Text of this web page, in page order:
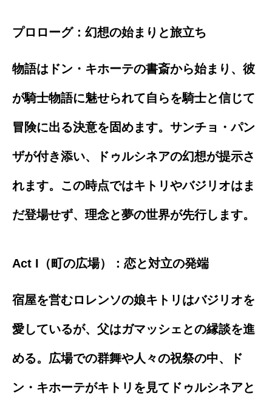
プロローグ：幻想の始まりと旅立ち
物語はドン・キホーテの書斎から始まり、彼
が騎士物語に魅せられて自らを騎士と信じて
冒険に出る決意を固めます。サンチョ・パン
ザが付き添い、ドゥルシネアの幻想が提示さ
れます。この時点ではキトリやバジリオはま
だ登場せず、理念と夢の世界が先行します。
Act I（町の広場）：恋と対立の発端
宿屋を営むロレンソの娘キトリはバジリオを
愛しているが、父はガマッシェとの縁談を進
める。広場での群舞や人々の祝祭の中、ド
ン・キホーテがキトリを見てドゥルシネアと